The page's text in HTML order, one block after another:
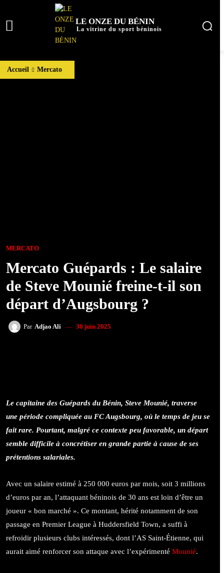
LE ONZE DU BÉNIN
La vitrine du sport béninois
Accueil Mercato
MERCATO
Mercato Guépards : Le salaire
de Steve Mounié freine-t-il son
départ d’Augsbourg ?
Par Adjao Ali 30 juin 2025
Le capitaine des Guépards du Bénin, Steve Mounié, traverse
une période compliquée au FC Augsbourg, où le temps de jeu se
fait rare. Pourtant, malgré ce contexte peu favorable, un départ
semble difficile à concrétiser en grande partie à cause de ses
prétentions salariales.
Avec un salaire estimé à 250 000 euros par mois, soit 3 millions
d’euros par an, l’attaquant béninois de 30 ans est loin d’être un
joueur « bon marché ». Ce montant, hérité notamment de son
passage en Premier League à Huddersfield Town, a suffi à
refroidir plusieurs clubs intéressés, dont l’AS Saint-Étienne, qui
aurait aimé renforcer son attaque avec l’expérimenté Mounié.